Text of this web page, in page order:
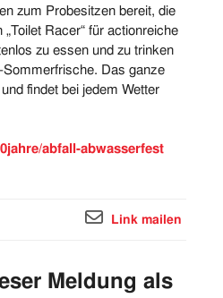
zum Probesitzen bereit, die
Racer“ für actionreiche
zu essen und zu trinken
Das ganze
findet bei jedem Wetter
abfall-abwasserfest
Link mailen
Meldung als